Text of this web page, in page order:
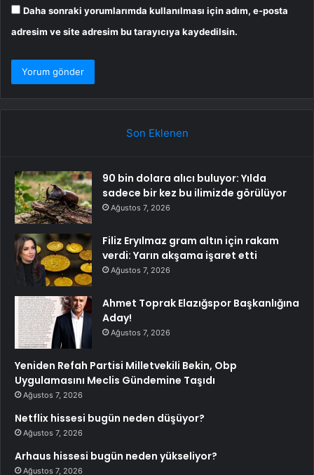
Daha sonraki yorumlarımda kullanılması için adım, e-posta
adresim ve site adresim bu tarayıcıya kaydedilsin.
Son Eklenen
90 bin dolara alıcı buluyor: Yılda
sadece bir kez bu ilimizde görülüyor
Ağustos 7, 2026
Filiz Eryılmaz gram altın için rakam
verdi: Yarın akşama işaret etti
Ağustos 7, 2026
Ahmet Toprak Elazığspor Başkanlığına
Aday!
Ağustos 7, 2026
Yeniden Refah Partisi Milletvekili Bekin, Obp
Uygulamasını Meclis Gündemine Taşıdı
Ağustos 7, 2026
Netflix hissesi bugün neden düşüyor?
Ağustos 7, 2026
Arhaus hissesi bugün neden yükseliyor?
Ağustos 7, 2026